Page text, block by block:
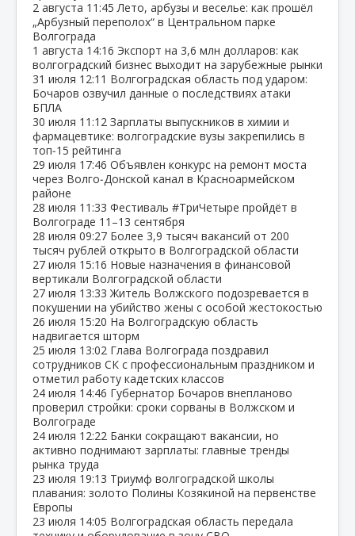
2 августа 11:45 Лето, арбузы и веселье: как прошёл
„Арбузный переполох“ в Центральном парке
Волгограда
1 августа 14:16 Экспорт на 3,6 млн долларов: как
волгоградский бизнес выходит на зарубежные рынки
31 июля 12:11 Волгоградская область под ударом:
Бочаров озвучил данные о последствиях атаки
БПЛА
30 июля 11:12 Зарплаты выпускников в химии и
фармацевтике: волгоградские вузы закрепились в
топ‑15 рейтинга
29 июля 17:46 Объявлен конкурс на ремонт моста
через Волго‑Донской канал в Красноармейском
районе
28 июля 11:33 Фестиваль #ТриЧетыре пройдёт в
Волгограде 11–13 сентября
28 июля 09:27 Более 3,9 тысяч вакансий от 200
тысяч рублей открыто в Волгоградской области
27 июля 15:16 Новые назначения в финансовой
вертикали Волгоградской области
27 июля 13:33 Житель Волжского подозревается в
покушении на убийство жены с особой жестокостью
26 июля 15:20 На Волгоградскую область
надвигается шторм
25 июля 13:02 Глава Волгограда поздравил
сотрудников СК с профессиональным праздником и
отметил работу кадетских классов
24 июля 14:46 Губернатор Бочаров внепланово
проверил стройки: сроки сорваны в Волжском и
Волгограде
24 июля 12:22 Банки сокращают вакансии, но
активно поднимают зарплаты: главные тренды
рынка труда
23 июля 19:13 Триумф волгоградской школы
плавания: золото Полины Козякиной на первенстве
Европы
23 июля 14:05 Волгоградская область передала